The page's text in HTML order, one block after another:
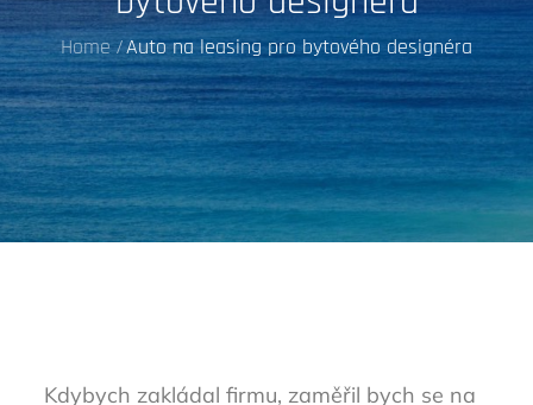
Home Auto na leasing pro bytového designéra
Kdybych zakládal firmu, zaměřil bych se na